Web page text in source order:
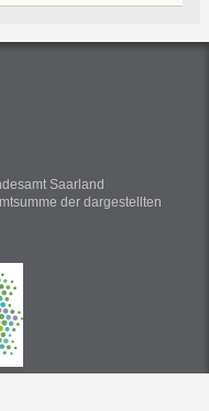
Saarland
der dargestellten